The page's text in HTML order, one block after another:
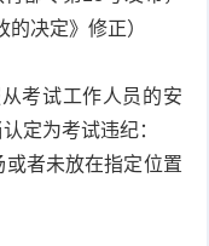
决定》修正）
考试工作人员的安
定为考试违纪：
或者未放在指定位置